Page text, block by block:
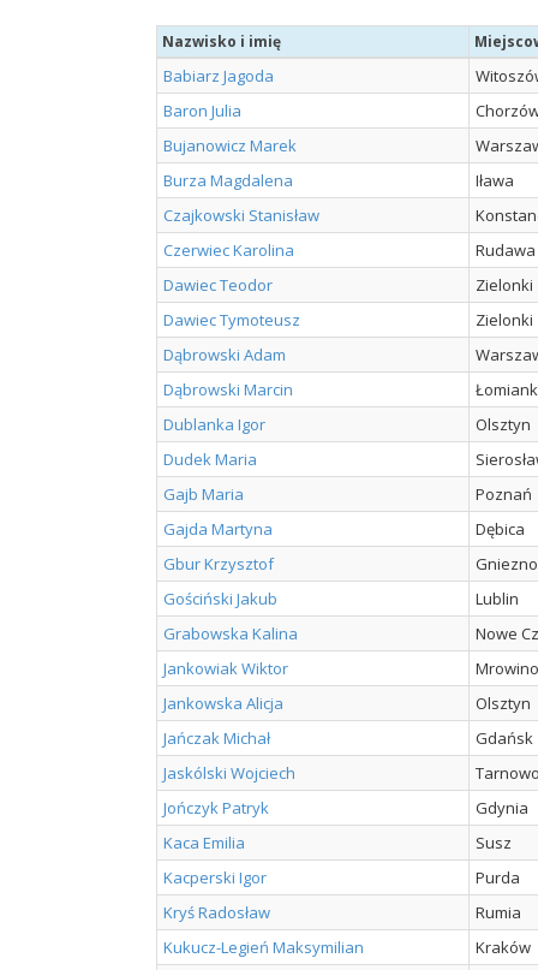
Nazwisko i imię
Babiarz Jagoda
Baron Julia
Bujanowicz Marek
Burza Magdalena
Iława
Czajkowski Stanisław
Czerwiec Karolina
Rudawa
Dawiec Teodor
Zielonki
Dawiec Tymoteusz
Zielonki
Dąbrowski Adam
Dąbrowski Marcin
Dublanka Igor
Olsztyn
Dudek Maria
Gajb Maria
Poznań
Gajda Martyna
Dębica
Gbur Krzysztof
Gniezno
Gościński Jakub
Lublin
Grabowska Kalina
Nowe
Jankowiak Wiktor
Mrowino
Jankowska Alicja
Olsztyn
Jańczak Michał
Gdańsk
Jaskólski Wojciech
Jończyk Patryk
Gdynia
Kaca Emilia
Susz
Kacperski Igor
Purda
Kryś Radosław
Rumia
Kukucz-Legień Maksymilian
Kraków